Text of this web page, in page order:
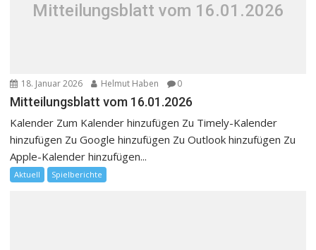
Mitteilungsblatt vom 16.01.2026
18. Januar 2026 Helmut Haben 0
Mitteilungsblatt vom 16.01.2026
Kalender Zum Kalender hinzufügen Zu Timely-Kalender
hinzufügen Zu Google hinzufügen Zu Outlook hinzufügen Zu
Apple-Kalender hinzufügen...
Aktuell Spielberichte